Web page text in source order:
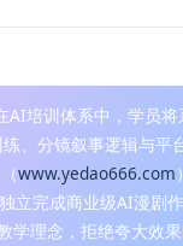
AI培训体系中，学员
、分镜叙事逻辑与平
（www.yedao666.com
立完成商业级AI漫剧
学理念，拒绝夸大效